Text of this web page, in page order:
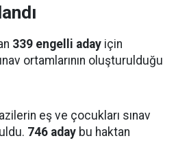
339 engelli aday için
ortamlarının oluşturulduğu
eş ve çocukları sınav
746 aday bu haktan